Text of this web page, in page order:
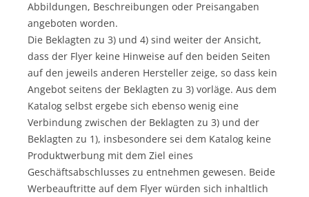
Abbildungen, Beschreibungen oder Preisangaben
angeboten worden.
Die Beklagten zu 3) und 4) sind weiter der Ansicht,
dass der Flyer keine Hinweise auf den beiden Seiten
auf den jeweils anderen Hersteller zeige, so dass kein
Angebot seitens der Beklagten zu 3) vorläge. Aus dem
Katalog selbst ergebe sich ebenso wenig eine
Verbindung zwischen der Beklagten zu 3) und der
Beklagten zu 1), insbesondere sei dem Katalog keine
Produktwerbung mit dem Ziel eines
Geschäftsabschlusses zu entnehmen gewesen. Beide
Werbeauftritte auf dem Flyer würden sich inhaltlich